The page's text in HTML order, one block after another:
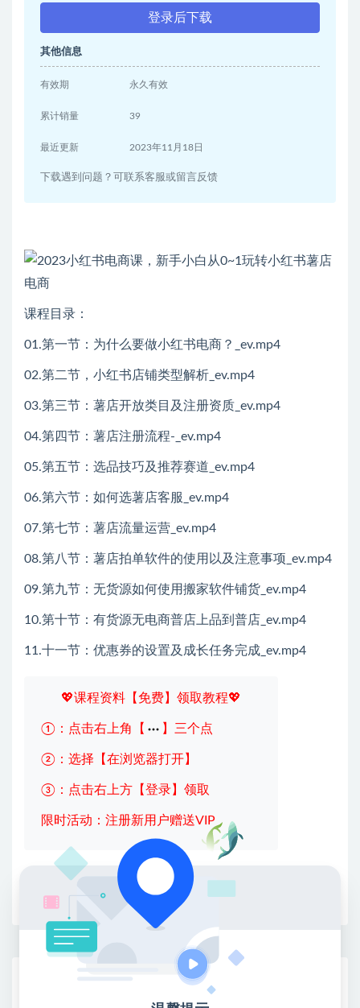
登录后下载
其他信息
有效期 永久有效
累计销量 39
最近更新 2023年11月18日
下载遇到问题？可联系客服或留言反馈
课程目录：
01.第一节：为什么要做小红书电商？_ev.mp4
02.第二节，小红书店铺类型解析_ev.mp4
03.第三节：薯店开放类目及注册资质_ev.mp4
04.第四节：薯店注册流程-_ev.mp4
05.第五节：选品技巧及推荐赛道_ev.mp4
06.第六节：如何选薯店客服_ev.mp4
07.第七节：薯店流量运营_ev.mp4
08.第八节：薯店拍单软件的使用以及注意事项_ev.mp4
09.第九节：无货源如何使用搬家软件铺货_ev.mp4
10.第十节：有货源无电商普店上品到普店_ev.mp4
11.十一节：优惠券的设置及成长任务完成_ev.mp4
💖课程资料【免费】领取教程💖
①：点击右上角【 】三个点
②：选择【在浏览器打开】
③：点击右上方【登录】领取
限时活动：注册新用户赠送VIP
海报 链接